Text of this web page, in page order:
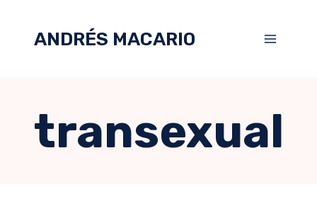
ANDRÉS MACARIO
transexual